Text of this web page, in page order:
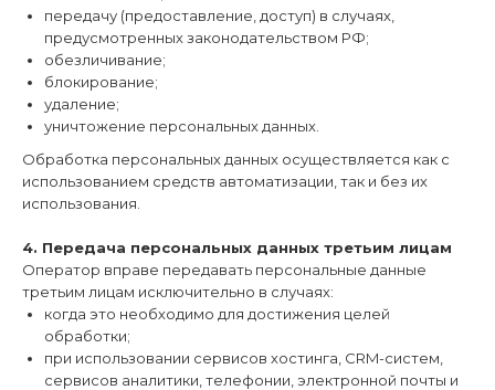
передачу (предоставление, доступ) в случаях,
предусмотренных законодательством РФ;
обезличивание;
блокирование;
удаление;
уничтожение персональных данных.
Обработка персональных данных осуществляется как с
использованием средств автоматизации, так и без их
использования.
4. Передача персональных данных третьим лицам
Оператор вправе передавать персональные данные
третьим лицам исключительно в случаях:
когда это необходимо для достижения целей
обработки;
при использовании сервисов хостинга, CRM-систем,
сервисов аналитики, телефонии, электронной почты и